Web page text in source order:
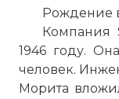
Рождение
Компания
1946 году.
человек.
Морита